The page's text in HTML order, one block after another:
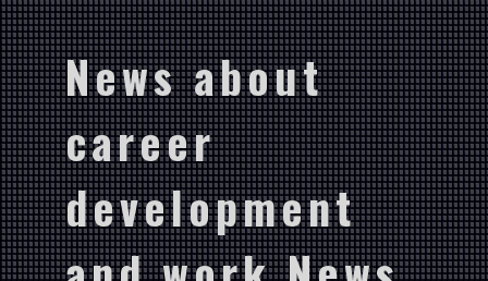
News about
career
development